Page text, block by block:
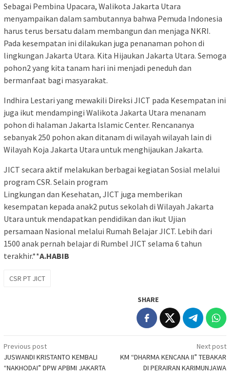
Sebagai Pembina Upacara, Walikota Jakarta Utara
menyampaikan dalam sambutannya bahwa Pemuda Indonesia
harus terus bersatu dalam membangun dan menjaga NKRI.
Pada kesempatan ini dilakukan juga penanaman pohon di
lingkungan Jakarta Utara. Kita Hijaukan Jakarta Utara. Semoga
pohon2 yang kita tanam hari ini menjadi peneduh dan
bermanfaat bagi masyarakat.
Indhira Lestari yang mewakili Direksi JICT pada Kesempatan ini
juga ikut mendampingi Walikota Jakarta Utara menanam
pohon di halaman Jakarta Islamic Center. Rencananya
sebanyak 250 pohon akan ditanam di wilayah wilayah lain di
Wilayah Koja Jakarta Utara untuk menghijaukan Jakarta.
JICT secara aktif melakukan berbagai kegiatan Sosial melalui
program CSR. Selain program
Lingkungan dan Kesehatan, JICT juga memberikan
kesempatan kepada anak2 putus sekolah di Wilayah Jakarta
Utara untuk mendapatkan pendidikan dan ikut Ujian
persamaan Nasional melalui Rumah Belajar JICT. Lebih dari
1500 anak pernah belajar di Rumbel JICT selama 6 tahun
terakhir.**A.HABIB
CSR PT JICT
SHARE
Post
navigation
Previous post
JUSWANDI KRISTANTO KEMBALI
“NAKHODAI” DPW APBMI JAKARTA
Next post
KM “DHARMA KENCANA II” TEBAKAR
DI PERAIRAN KARIMUNJAWA